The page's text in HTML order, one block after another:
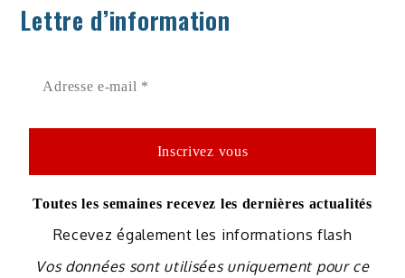
Lettre d’information
Toutes les semaines recevez les dernières actualités
Recevez également les informations flash
Vos données sont utilisées uniquement pour ce